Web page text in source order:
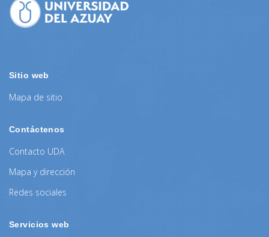
Sitio web
Mapa de sitio
Contáctenos
Contacto UDA
Mapa y dirección
Redes sociales
Servicios web